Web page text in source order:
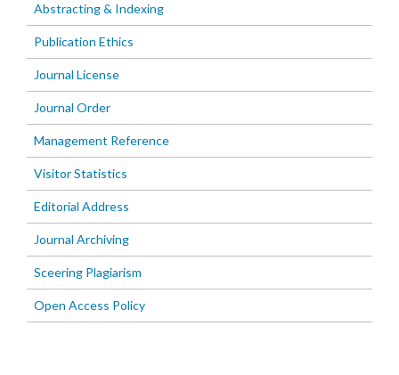
Abstracting & Indexing
Publication Ethics
Journal License
Journal Order
Management Reference
Visitor Statistics
Editorial Address
Journal Archiving
Sceering Plagiarism
Open Access Policy